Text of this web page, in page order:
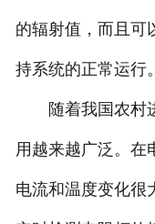
的辐射值，而且可
持系统的正常运行。
随着我国农村进
用越来越广泛。在
电流和温度变化很